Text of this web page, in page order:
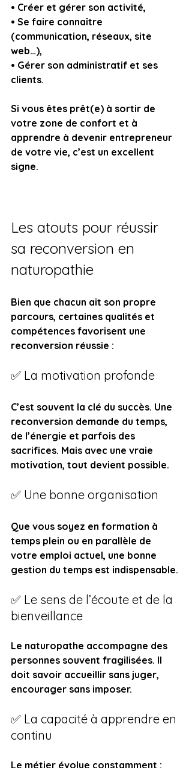
• Créer et gérer son activité,
• Se faire connaître
(communication, réseaux, site
web…),
• Gérer son administratif et ses
clients.
Si vous êtes prêt(e) à sortir de
votre zone de confort et à
apprendre à devenir entrepreneur
de votre vie, c’est un excellent
signe.
Les atouts pour réussir
sa reconversion en
naturopathie
Bien que chacun ait son propre
parcours, certaines qualités et
compétences favorisent une
reconversion réussie :
✅ La motivation profonde
C’est souvent la clé du succès. Une
reconversion demande du temps,
de l’énergie et parfois des
sacrifices. Mais avec une vraie
motivation, tout devient possible.
✅ Une bonne organisation
Que vous soyez en formation à
temps plein ou en parallèle de
votre emploi actuel, une bonne
gestion du temps est indispensable.
✅ Le sens de l’écoute et de la
bienveillance
Le naturopathe accompagne des
personnes souvent fragilisées. Il
doit savoir accueillir sans juger,
encourager sans imposer.
✅ La capacité à apprendre en
continu
Le métier évolue constamment :